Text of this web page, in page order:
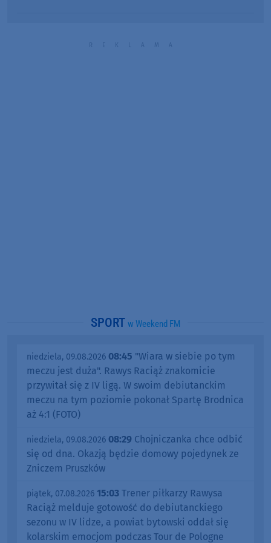
SPORT w Weekend FM
niedziela, 09.08.2026 08:45 "Wiara w siebie po tym
meczu jest duża". Rawys Raciąż znakomicie
przywitał się z IV ligą. W swoim debiutanckim
meczu na tym poziomie pokonał Spartę Brodnica
aż 4:1 (FOTO)
niedziela, 09.08.2026 08:29 Chojniczanka chce odbić
się od dna. Okazją będzie domowy pojedynek ze
Zniczem Pruszków
piątek, 07.08.2026 15:03 Trener piłkarzy Rawysa
Raciąż melduje gotowość do debiutanckiego
sezonu w IV lidze, a powiat bytowski oddał się
kolarskim emocjom podczas Tour de Pologne